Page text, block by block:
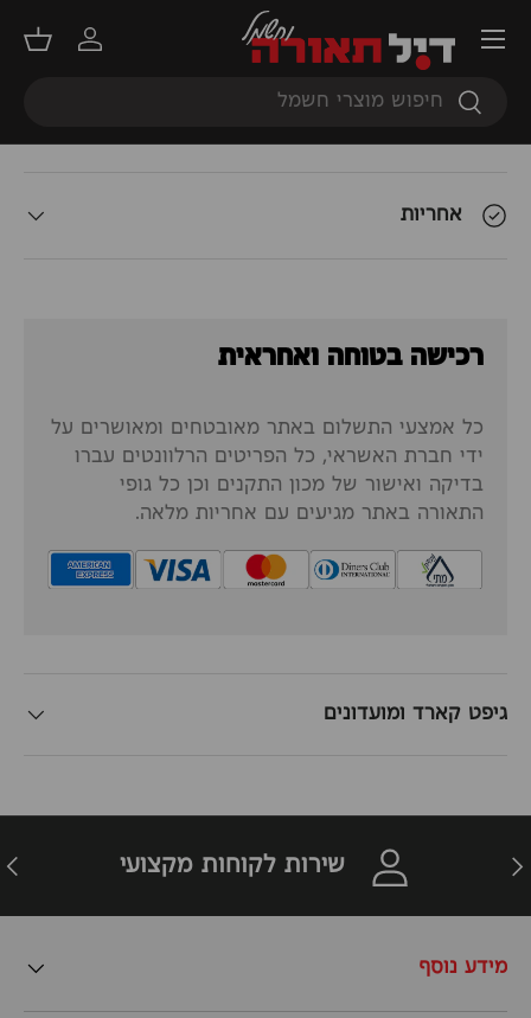
חיפוש
חיפוש
התחברות
סל
תפריט
תאור המוצר
אחריות
רכישה בטוחה ואחראית
כל אמצעי התשלום באתר מאובטחים ומאושרים על
ידי חברת האשראי, כל הפריטים הרלוונטים עברו
בדיקה ואישור של מכון התקנים וכן כל גופי
התאורה באתר מגיעים עם אחריות מלאה.
גיפט קארד ומועדונים
חזרה שירות לקוחות מקצועי
מידע נוסף